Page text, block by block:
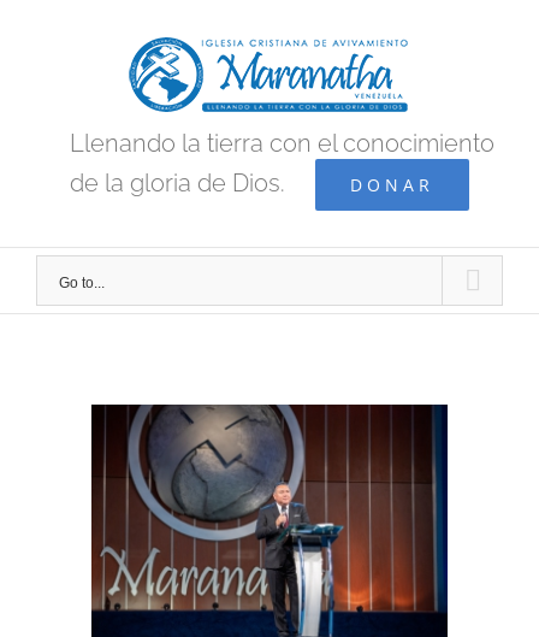
Llenando la tierra con el conocimiento
de la gloria de Dios.
DONAR
Go to...
View
Larger
Image